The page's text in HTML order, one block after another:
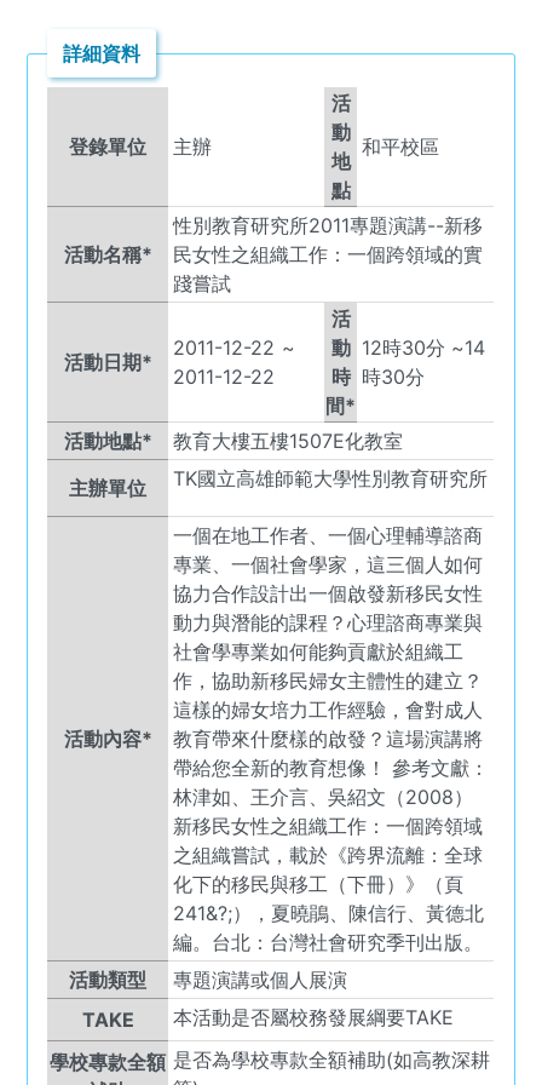
詳細資料
登錄單位 主辦
活
動
地
點
和平校區
活動名稱*
性別教育研究所2011專題演講--新移
民女性之組織工作：一個跨領域的實
踐嘗試
活動日期*
2011-12-22 ~
2011-12-22
活
動
時
間*
12時30 分 ~14
時30分
活動地點*
教育大樓五樓1507E化教室
主辦單位
TK國立高雄師範大學性別教育研究所
活動內容*
一個在地工作者、一個心理輔導諮商
專業、一個社會學家，這三個人如何
協力合作設計出一個啟發新移民女性
動力與潛能的課程？心理諮商專業與
社會學專業如何能夠貢獻於組織工
作，協助新移民婦女主體性的建立？
這樣的婦女培力工作經驗，會對成人
教育帶來什麼樣的啟發？這場演講將
帶給您全新的教育想像！ 參考文獻：
林津如、王介言、吳紹文（2008）
新移民女性之組織工作：一個跨領域
之組織嘗試，載於《跨界流離：全球
化下的移民與移工（下冊）》（頁
241&?;），夏曉鵑、陳信行、黃德北
編。台北：台灣社會研究季刊出版。
活動類型
專題演講或個人展演
TAKE
本活動是否屬校務發展綱要TAKE
學校專款全額 是否為學校專款全額補助(如高教深耕